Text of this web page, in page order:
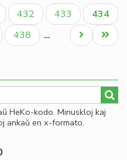
en
la
Paĝo
432 Paĝo
433
Aktuala
paĝo
434
Paĝo
438 …
Last
page
Next
page
HeKo-kodo. Minuskloj kaj
ankaŭ en x-formato.